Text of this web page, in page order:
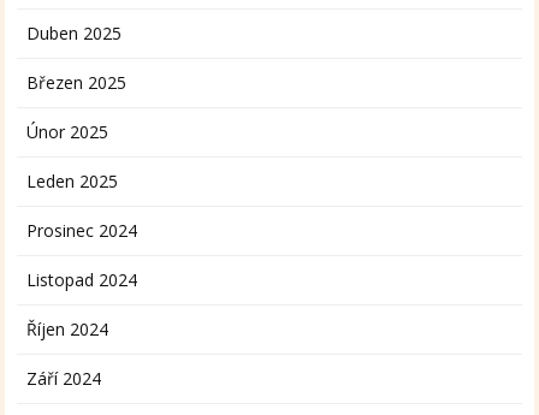
Duben 2025
Březen 2025
Únor 2025
Leden 2025
Prosinec 2024
Listopad 2024
Říjen 2024
Září 2024